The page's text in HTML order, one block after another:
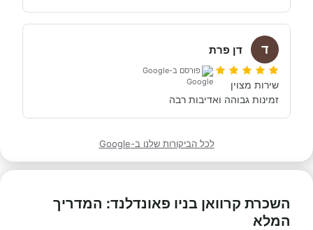
ד דן פרת
פורסם ב-Google
זמינות גבוהה ואדיבות רבה
לכל הביקורות שלנו ב-Google
השכרת קרוואן בניו פאונדלנד: המדריך
המלא